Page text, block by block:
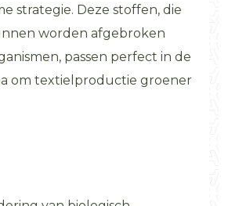
strategie. Deze stoffen, die
worden afgebroken
passen perfect in de
om textielproductie groener